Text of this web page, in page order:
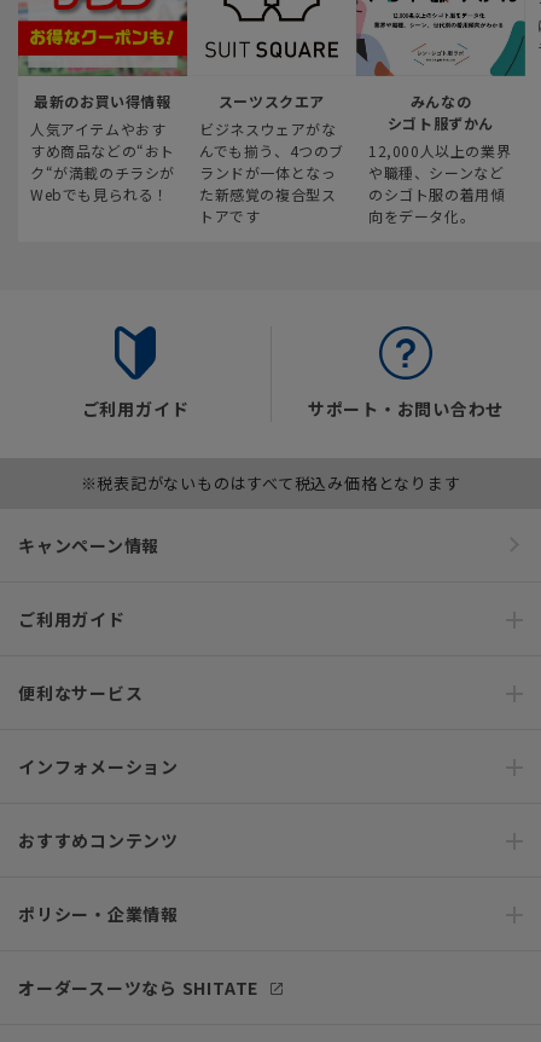
最新のお買い得情報
人気アイテムやおす
すめ商品などの“おト
ク“が満載のチラシが
Webでも見られる！
スーツスクエア
ビジネスウェアがな
んでも揃う、4つのブ
ランドが一体となっ
た新感覚の複合型ス
トアです
みんなの
シゴト服ずかん
12,000人以上の業界
や職種、シーンなど
のシゴト服の着用傾
向をデータ化。
ご利用ガイド サポート・お問い合わせ
※税表記がないものはすべて税込み価格となります
キャンペーン情報
ご利用ガイド
便利なサービス
インフォメーション
おすすめコンテンツ
ポリシー・企業情報
オーダースーツなら SHITATE